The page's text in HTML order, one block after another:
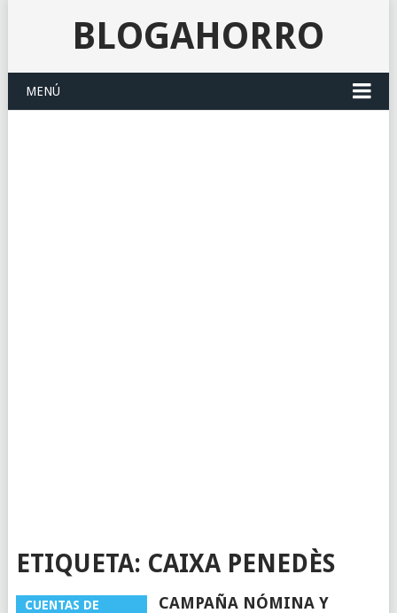
BLOGAHORRO
MENÚ
ETIQUETA: CAIXA PENEDÈS
CUENTAS DE
CAMPAÑA NÓMINA Y